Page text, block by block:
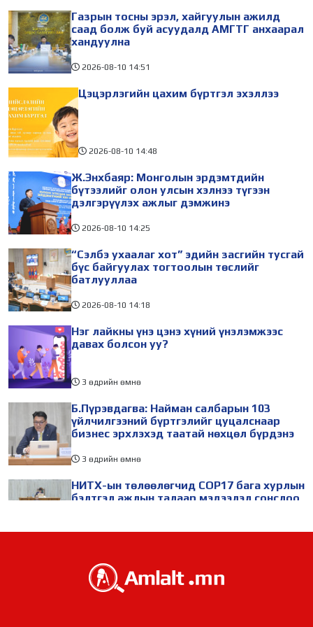
байгуулагдаж
Чингэлтэйн 14, 18 дугаар
Газрын тосны эрэл, хайгуулын ажилд
саад болж буй асуудалд АМГТГ анхаарал
хандуулна
2026-08-10 14:51
Цэцэрлэгийн цахим бүртгэл эхэллээ
2026-08-10 14:48
Ж.Энхбаяр: Монголын эрдэмтдийн
бүтээлийг олон улсын хэлнээ түгээн
дэлгэрүүлэх ажлыг дэмжинэ
2026-08-10 14:25
“Сэлбэ ухаалаг хот” эдийн засгийн тусгай
бүс байгуулах тогтоолын төслийг
батлууллаа
2026-08-10 14:18
Нэг лайкны үнэ цэнэ хүний үнэлэмжээс
давах болсон уу?
3 өдрийн өмнө
Б.Пүрэвдагва: Найман салбарын 103
үйлчилгээний бүртгэлийг цуцалснаар
бизнес эрхлэхэд таатай нөхцөл бүрдэнэ
3 өдрийн өмнө
НИТХ-ын төлөөлөгчид COP17 бага хурлын
бэлтгэл ажлын талаар мэдээлэл сонслоо
БНХАУ-ын Ляонин мужийн төлөөлөгчид
НИТХ-ын үйл ажиллагаатай танилцлаа